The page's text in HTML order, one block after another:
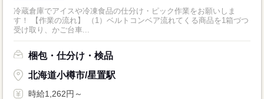
冷蔵倉庫でアイスや冷凍食品の仕分け・ピック作業をお願いしま
す！ 【作業の流れ】 （1）ベルトコンベア流れてくる商品を1箱づつ
受け取り、かご台車...
梱包・仕分け・検品
北海道小樽市/星置駅
時給1,262円～